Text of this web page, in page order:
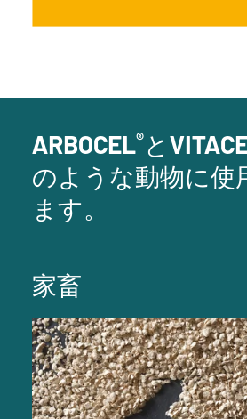
ARBOCEL® と
のような動物に使
ます。
家畜